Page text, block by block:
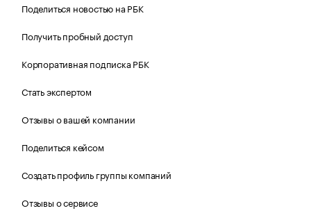
Поделиться новостью на РБК
Получить пробный доступ
Корпоративная подписка РБК
Стать экспертом
Отзывы о вашей компании
Поделиться кейсом
Создать профиль группы компаний
Отзывы о сервисе